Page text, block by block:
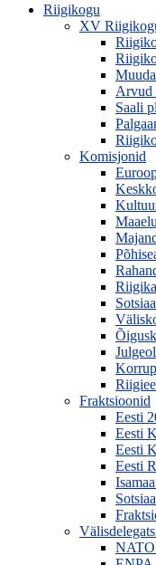
Riigikogu
XV
Arvud
Saali
Komisjonid
Fraktsioonid
Eesti
Eesti
Eesti
Eesti
NATO